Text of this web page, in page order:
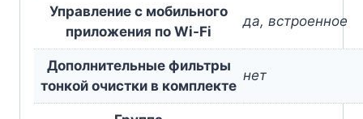
Управление c мобильного
приложения по Wi-Fi
да, встроенное
Дополнительные фильтры
тонкой очистки в комплекте
нет